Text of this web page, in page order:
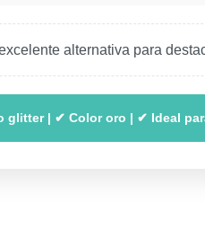
alternativa para
glitter | ✔ Color oro | ✔ Ideal